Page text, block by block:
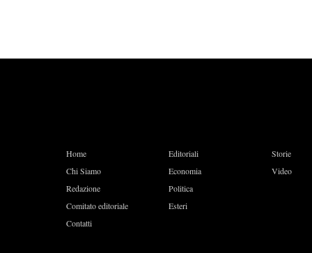
Home
Chi Siamo
Redazione
Comitato editoriale
Contatti
Editoriali
Economia
Politica
Esteri
Storie
Video